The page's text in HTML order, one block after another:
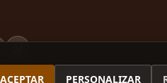
ACEPTAR PERSONALIZAR